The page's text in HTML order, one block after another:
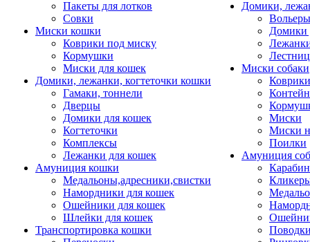
Пакеты для лотков
Совки
Миски кошки
Коврики под миску
Кормушки
Миски для кошек
Домики, лежанки, когтеточки кошки
Гамаки, тоннели
Дверцы
Домики для кошек
Когтеточки
Комплексы
Лежанки для кошек
Амуниция кошки
Медальоны,адресники,свистки
Намордники для кошек
Ошейники для кошек
Шлейки для кошек
Транспортировка кошки
Домики,
Домики
Миски собаки
Миски
Миски
Поилки
Амуниция